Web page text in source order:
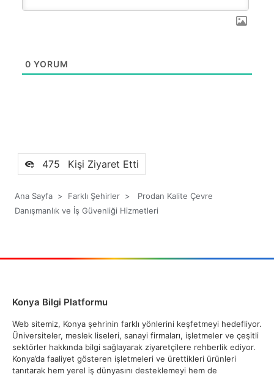
0 YORUM
475 Kişi Ziyaret Etti
Ana Sayfa > Farklı Şehirler >
Prodan Kalite Çevre
Danışmanlık ve İş Güvenliği Hizmetleri
Konya Bilgi Platformu
Web sitemiz, Konya şehrinin farklı yönlerini keşfetmeyi hedefliyor.
Üniversiteler, meslek liseleri, sanayi firmaları, işletmeler ve çeşitli
sektörler hakkında bilgi sağlayarak ziyaretçilere rehberlik ediyor.
Konya’da faaliyet gösteren işletmeleri ve ürettikleri ürünleri
tanıtarak hem yerel iş dünyasını desteklemeyi hem de